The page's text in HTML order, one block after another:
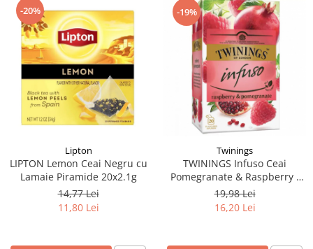
-20%
Lipton
LIPTON Lemon Ceai Negru cu
Lamaie Piramide 20x2.1g
14,77 Lei
11,80 Lei
-19%
Twinings
TWININGS Infuso Ceai
Pomegranate & Raspberry -
Rodie & Zmeura 20x1.5g
19,98 Lei
16,20 Lei